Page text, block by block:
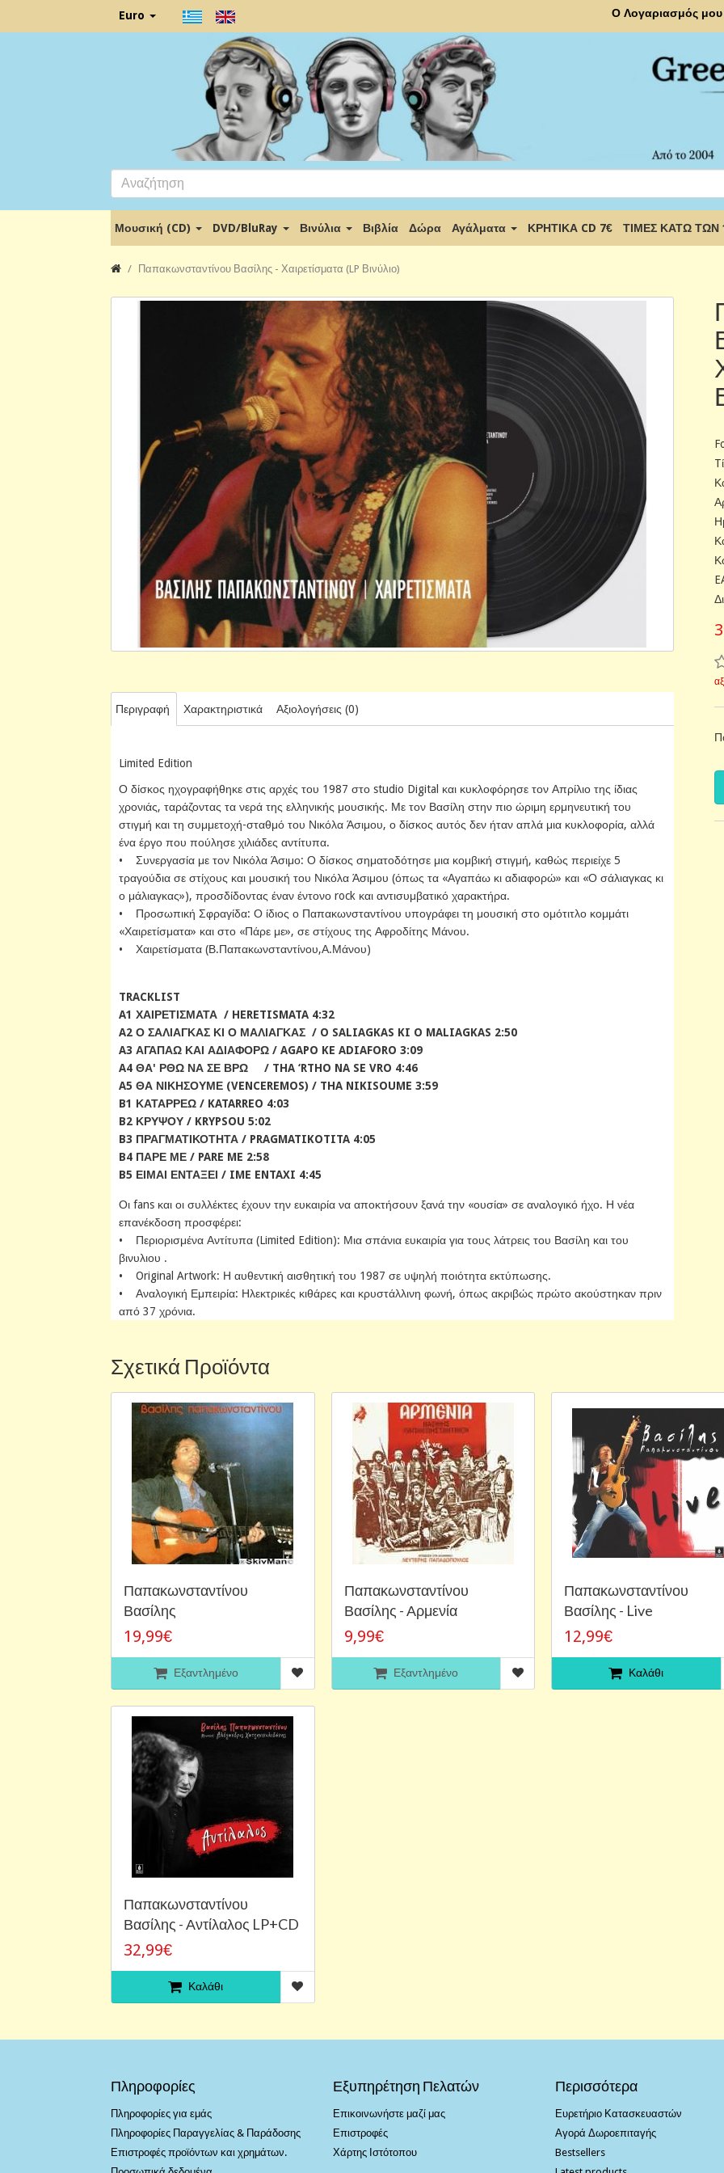
Euro Ο Λογαριασμός μου
Μουσική (CD) DVD/BluRay Βινύλια Βιβλία Δώρα Αγάλματα ΚΡΗΤΙΚΑ CD 7€ ΤΙΜΕΣ ΚΑΤΩ ΤΩΝ
Παπακωνσταντίνου Βασίλης - Χαιρετίσματα (LP Βινύλιο)
Περιγραφή Χαρακτηριστικά Αξιολογήσεις (0)
Limited Edition
Ο δίσκος ηχογραφήθηκε στις αρχές του 1987 στο studio Digital και κυκλοφόρησε τον Απρίλιο της ίδιας
χρονιάς, ταράζοντας τα νερά της ελληνικής μουσικής. Με τον Βασίλη στην πιο ώριμη ερμηνευτική του
στιγμή και τη συμμετοχή-σταθμό του Νικόλα Άσιμου, ο δίσκος αυτός δεν ήταν απλά μια κυκλοφορία, αλλά
ένα έργο που πούλησε χιλιάδες αντίτυπα.
• Συνεργασία με τον Νικόλα Άσιμο: Ο δίσκος σηματοδότησε μια κομβική στιγμή, καθώς περιείχε 5
τραγούδια σε στίχους και μουσική του Νικόλα Άσιμου (όπως τα «Αγαπάω κι αδιαφορώ» και «Ο σάλιαγκας κι
ο μάλιαγκας»), προσδίδοντας έναν έντονο rock και αντισυμβατικό χαρακτήρα.
• Προσωπική Σφραγίδα: Ο ίδιος ο Παπακωνσταντίνου υπογράφει τη μουσική στο ομότιτλο κομμάτι
«Χαιρετίσματα» και στο «Πάρε με», σε στίχους της Αφροδίτης Μάνου.
• Χαιρετίσματα (Β.Παπακωνσταντίνου,Α.Μάνου)
TRACKLIST
A1 ΧΑΙΡΕΤΙΣΜΑΤΑ / HERETISMATA 4:32
A2 Ο ΣΑΛΙΑΓΚΑΣ ΚΙ Ο ΜΑΛΙΑΓΚΑΣ / O SALIAGKAS KI O MALIAGKAS 2:50
A3 ΑΓΑΠΑΩ ΚΑΙ ΑΔΙΑΦΟΡΩ / AGAPO KE ADIAFORO 3:09
A4 ΘΑ' ΡΘΩ ΝΑ ΣΕ ΒΡΩ / THA ‘RTHO NA SE VRO 4:46
A5 ΘΑ ΝΙΚΗΣΟΥΜΕ (VENCEREMOS) / THA NIKISOUME 3:59
B1 ΚΑΤΑΡΡΕΩ / KATARREO 4:03
B2 ΚΡΥΨΟΥ / KRYPSOU 5:02
B3 ΠΡΑΓΜΑΤΙΚΟΤΗΤΑ / PRAGMATIKOTITA 4:05
B4 ΠΑΡΕ ΜΕ / PARE ME 2:58
B5 ΕΙΜΑΙ ΕΝΤΑΞΕΙ / IME ENTAXI 4:45
Οι fans και οι συλλέκτες έχουν την ευκαιρία να αποκτήσουν ξανά την «ουσία» σε αναλογικό ήχο. Η νέα
επανέκδοση προσφέρει:
• Περιορισμένα Αντίτυπα (Limited Edition): Μια σπάνια ευκαιρία για τους λάτρεις του Βασίλη και του
βινυλιου .
• Original Artwork: Η αυθεντική αισθητική του 1987 σε υψηλή ποιότητα εκτύπωσης.
• Αναλογική Εμπειρία: Ηλεκτρικές κιθάρες και κρυστάλλινη φωνή, όπως ακριβώς πρώτο ακούστηκαν πριν
από 37 χρόνια.
Σχετικά Προϊόντα
Παπακωνσταντίνου
Βασίλης
19,99€
Εξαντλημένο
Παπακωνσταντίνου
Βασίλης - Αρμενία
9,99€
Εξαντλημένο
Παπακωνσταντίνου
Βασίλης - Live
12,99€
Καλάθι
Παπακωνσταντίνου
Βασίλης - Αντίλαλος LP+CD
32,99€
Καλάθι
Πληροφορίες
Πληροφορίες για εμάς
Πληροφορίες Παραγγελίας & Παράδοσης
Επιστροφές προϊόντων και χρημάτων.
Εξυπηρέτηση Πελατών
Επικοινωνήστε μαζί μας
Επιστροφές
Χάρτης Ιστότοπου
Περισσότερα
Ευρετήριο Κατασκευαστών
Αγορά Δωροεπιταγής
Bestsellers